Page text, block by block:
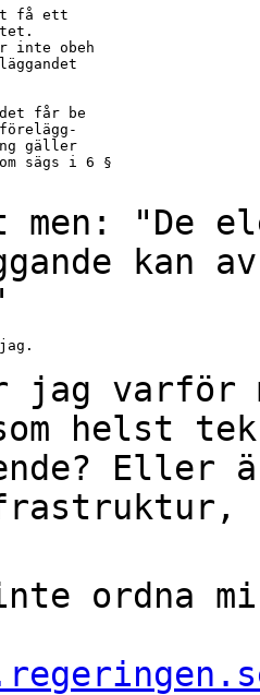
få ett
inte obeh
får be
gäller
sägs i 6 §
men: "De
kan
jag varför
helst
Eller
ordna